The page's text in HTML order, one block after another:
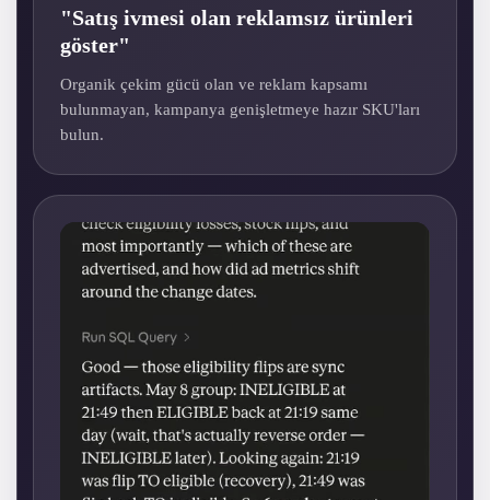
"Satış ivmesi olan reklamsız ürünleri
göster"
Organik çekim gücü olan ve reklam kapsamı
bulunmayan, kampanya genişletmeye hazır SKU'ları
bulun.